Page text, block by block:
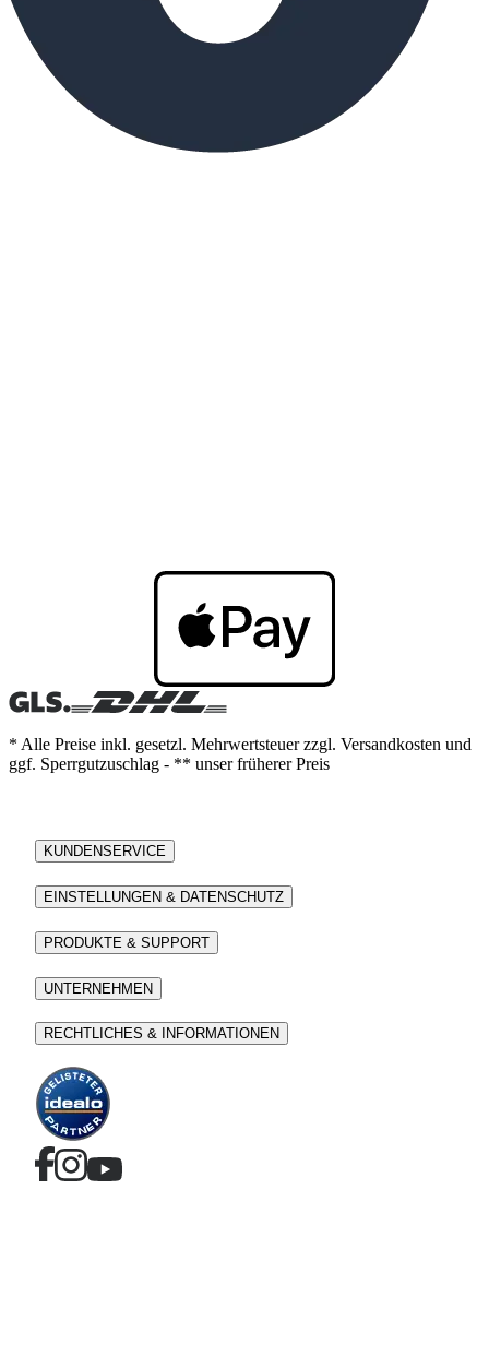
* Alle Preise inkl. gesetzl. Mehrwertsteuer zzgl. Versandkosten und
ggf. Sperrgutzuschlag - ** unser früherer Preis
KUNDENSERVICE
EINSTELLUNGEN & DATENSCHUTZ
PRODUKTE & SUPPORT
UNTERNEHMEN
RECHTLICHES & INFORMATIONEN